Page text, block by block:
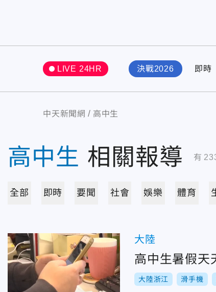
LIVE 24HR 決戰2026 即時
中天新聞網 高中生
高中生 相關報導 有
全部 即時 要聞 社會 娛樂 體育
大陸
高中生暑假
大陸浙江 滑手機